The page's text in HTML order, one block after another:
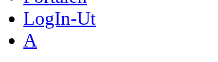
LogIn-Ut
A